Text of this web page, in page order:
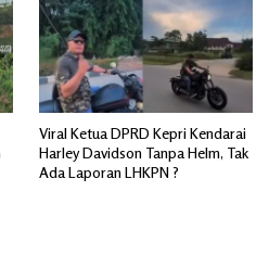
Viral Ketua DPRD Kepri Kendarai
Harley Davidson Tanpa Helm, Tak
Ada Laporan LHKPN ?